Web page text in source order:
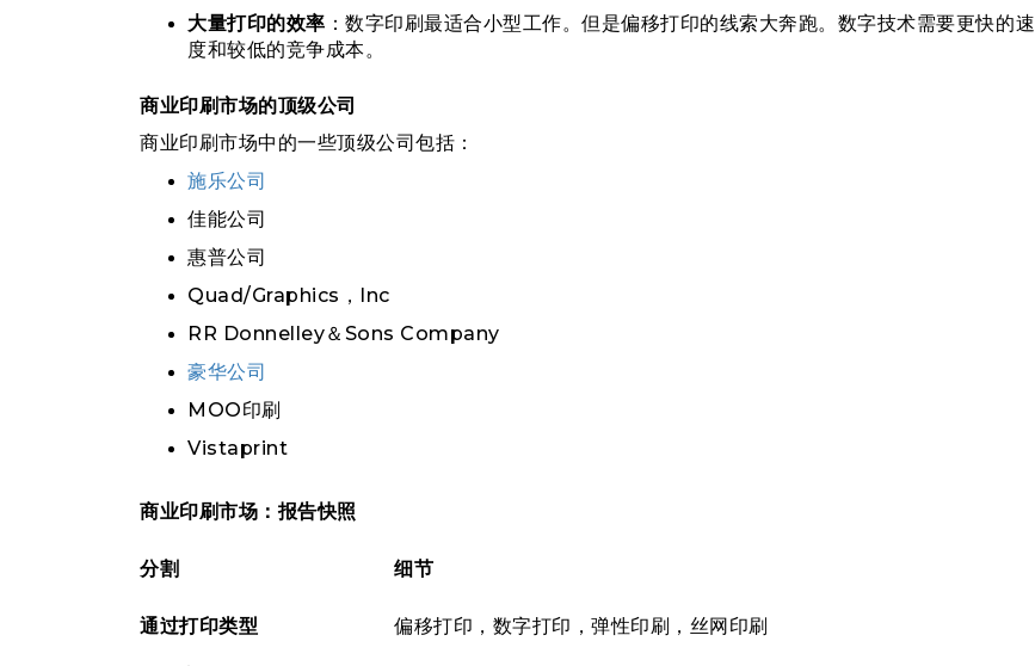
大量打印的效率 ：数字印刷最适合小型工作。但是偏移打印的线索大奔跑。数字技术需要更快的速
度和较低的竞争成本。
商业印刷市场的顶级公司
商业印刷市场中的一些顶级公司包括：
施乐公司
佳能公司
惠普公司
Quad/Graphics，Inc
RR Donnelley＆Sons Company
豪华公司
MOO印刷
Vistaprint
商业印刷市场：报告快照
分割 细节
通过打印类型 偏移打印，数字打印，弹性印刷，丝网印刷